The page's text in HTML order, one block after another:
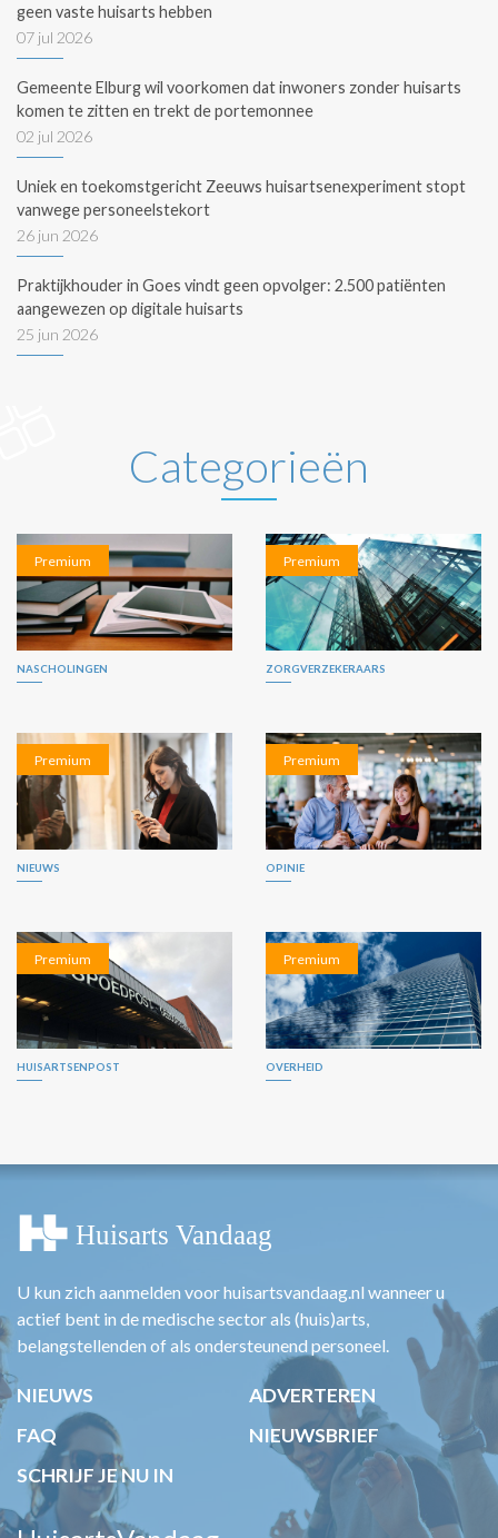
geen vaste huisarts hebben
07 jul 2026
Gemeente Elburg wil voorkomen dat inwoners zonder huisarts
komen te zitten en trekt de portemonnee
02 jul 2026
Uniek en toekomstgericht Zeeuws huisartsenexperiment stopt
vanwege personeelstekort
26 jun 2026
Praktijkhouder in Goes vindt geen opvolger: 2.500 patiënten
aangewezen op digitale huisarts
25 jun 2026
Categorieën
Premium
NASCHOLINGEN
Premium
ZORGVERZEKERAARS
Premium
NIEUWS
Premium
OPINIE
Premium
HUISARTSENPOST
Premium
OVERHEID
U kun zich aanmelden voor huisartsvandaag.nl wanneer u
actief bent in de medische sector als (huis)arts,
belangstellenden of als ondersteunend personeel.
NIEUWS
ADVERTEREN
FAQ
NIEUWSBRIEF
SCHRIJF JE NU IN